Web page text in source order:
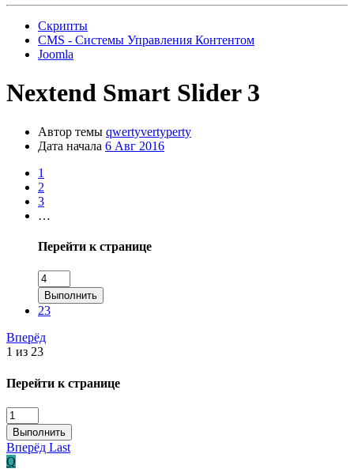
Скрипты
CMS - Системы Управления Контентом
Joomla
Nextend Smart Slider 3
Автор темы qwertyvertyperty
Дата начала 6 Авг 2016
1
2
3
…
Перейти к странице
Выполнить
23
Вперёд
1 из 23
Перейти к странице
Выполнить
Вперёд Last
Q